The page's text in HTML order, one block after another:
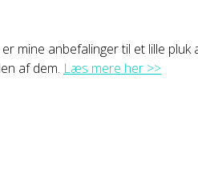
mine anbefalinger til et lille
af dem. Læs mere her >>